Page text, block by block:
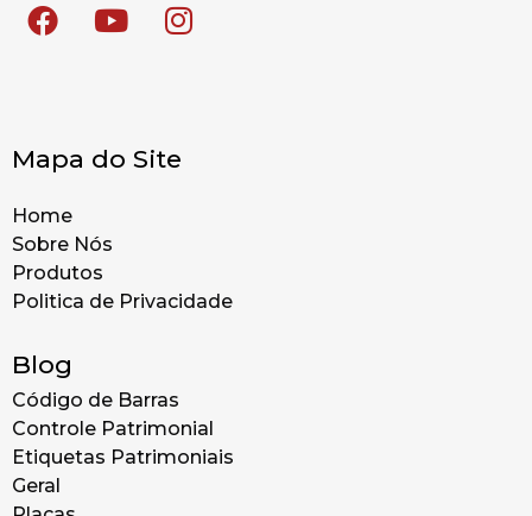
Mapa do Site
Home
Sobre Nós
Produtos
Politica de Privacidade
Blog
Código de Barras
Controle Patrimonial
Etiquetas Patrimoniais
Geral